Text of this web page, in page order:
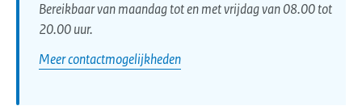
Bereikbaar van maandag tot en met vrijdag van 08.00 tot
20.00 uur.
Meer contactmogelijkheden